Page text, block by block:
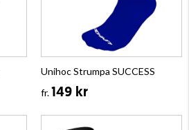
Unihoc Strumpa SUCCESS
fr.149 kr